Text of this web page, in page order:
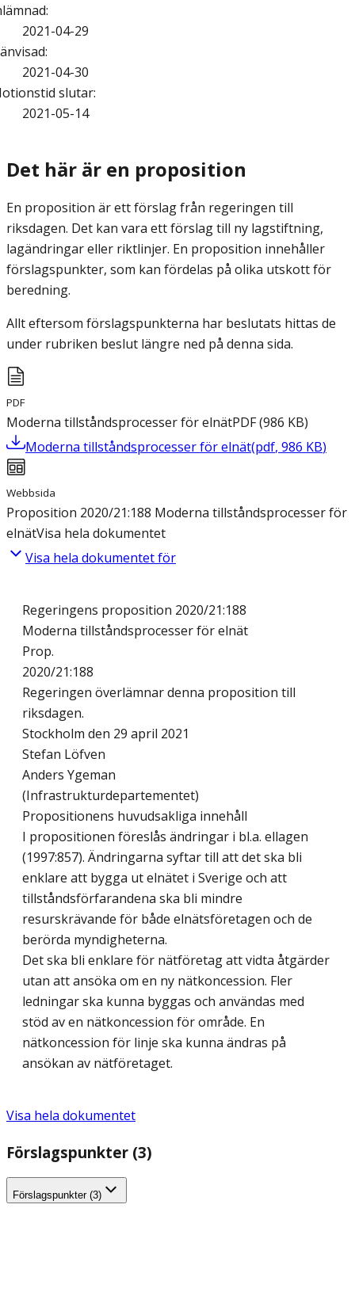
:
2021-04-29
:
2021-04-30
slutar:
2021-05-14
Det här är en proposition
En proposition är ett förslag från regeringen till
riksdagen. Det kan vara ett förslag till ny lagstiftning,
lagändringar eller riktlinjer. En proposition innehåller
förslagspunkter, som kan fördelas på olika utskott för
beredning.
Allt eftersom förslagspunkterna har beslutats hittas de
under rubriken beslut längre ned på denna sida.
PDF
Moderna tillståndsprocesser för elnätPDF(986 KB)
Moderna tillståndsprocesser för elnät(pdf, 986 KB)
Webbsida
Proposition 2020/21:188 Moderna tillståndsprocesser för
elnätVisa hela dokumentet
Visa hela dokumentet för
Regeringens proposition 2020/21:188
Moderna tillståndsprocesser för elnät
Prop.
2020/21:188
Regeringen överlämnar denna proposition till
riksdagen.
Stockholm den 29 april 2021
Stefan Löfven
Anders Ygeman
(Infrastrukturdepartementet)
Propositionens huvudsakliga innehåll
I propositionen föreslås ändringar i bl.a. ellagen
(1997:857). Ändringarna syftar till att det ska bli
enklare att bygga ut elnätet i Sverige och att
tillståndsförfarandena ska bli mindre
resurskrävande för både elnätsföretagen och de
berörda myndigheterna.
Det ska bli enklare för nätföretag att vidta åtgärder
utan att ansöka om en ny nätkoncession. Fler
ledningar ska kunna byggas och användas med
stöd av en nätkoncession för område. En
nätkoncession för linje ska kunna ändras på
ansökan av nätföretaget.
Visa hela dokumentet
Förslagspunkter (3)
Förslagspunkter (3)